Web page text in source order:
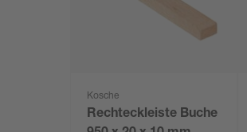
Kosche
Rechteckleiste Buche